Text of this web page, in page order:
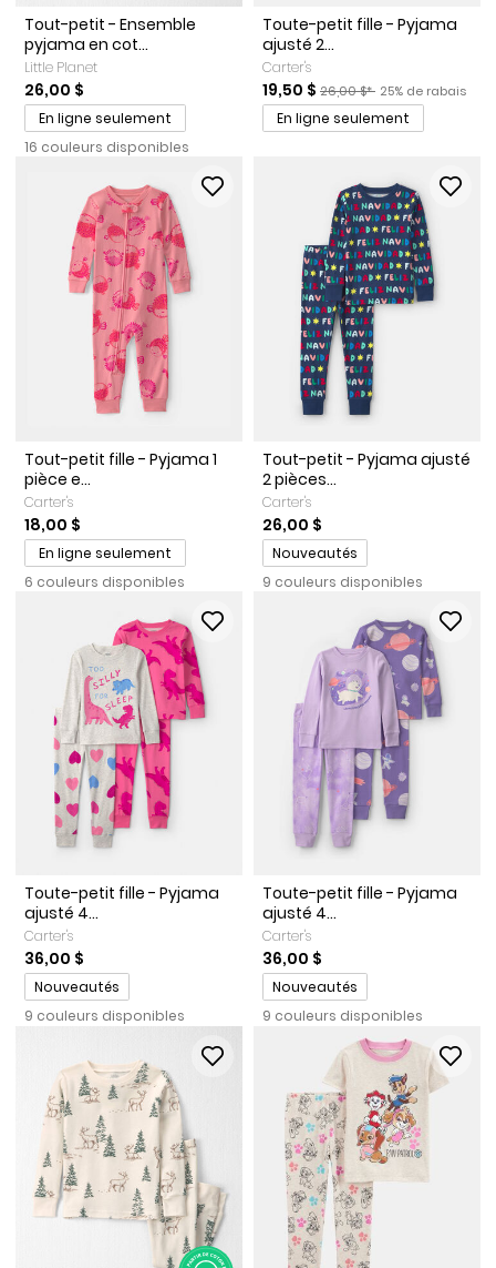
Tout-petit - Ensemble
pyjama en cot...
Little Planet
26,00 $
En ligne seulement
16 couleurs disponibles
Toute-petit fille - Pyjama
ajusté 2...
Carter's
Prix de solde
19,50 $ Prix ​​de détail suggéré par
26,00 $* Pourcentage de
25% de rabais
En ligne seulement
Tout-petit fille - Pyjama 1
pièce e...
Carter's
18,00 $
En ligne seulement
6 couleurs disponibles
Tout-petit - Pyjama ajusté
2 pièces...
Carter's
26,00 $
Promotions
Nouveautés
9 couleurs disponibles
Toute-petit fille - Pyjama
ajusté 4...
Carter's
36,00 $
Promotions
Nouveautés
9 couleurs disponibles
Toute-petit fille - Pyjama
ajusté 4...
Carter's
36,00 $
Promotions
Nouveautés
9 couleurs disponibles